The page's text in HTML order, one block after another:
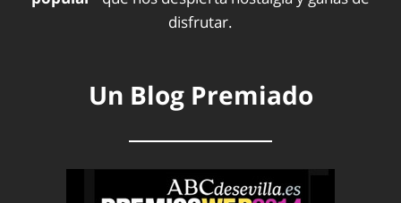
disfrutar.
Un Blog Premiado